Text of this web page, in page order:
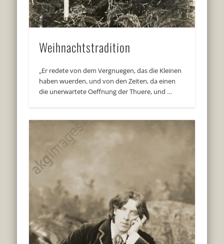
Weihnachtstradition
„Er redete von dem Vergnuegen, das die Kleinen
haben wuerden, und von den Zeiten, da einen
die unerwartete Oeffnung der Thuere, und …